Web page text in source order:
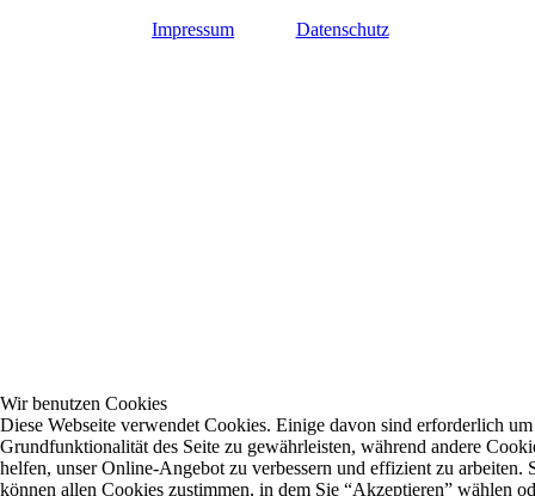
Impressum Datenschutz
Wir benutzen Cookies
Diese Webseite verwendet Cookies. Einige davon sind erforderlich
Grundfunktionalität des Seite zu gewährleisten, während andere
helfen, unser Online-Angebot zu verbessern und effizient zu arbeiten.
können allen Cookies zustimmen, in dem Sie “Akzeptieren” wählen